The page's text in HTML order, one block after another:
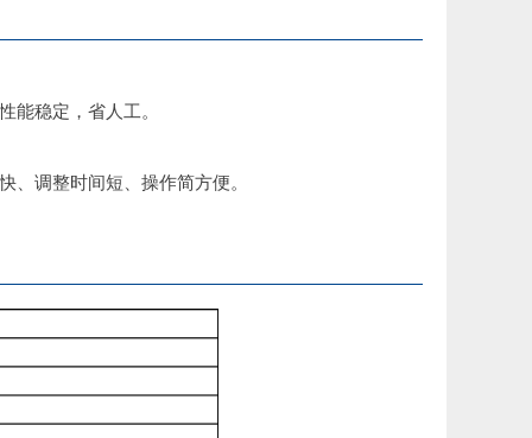
能稳定，省人工。
、调整时间短、操作简方便。